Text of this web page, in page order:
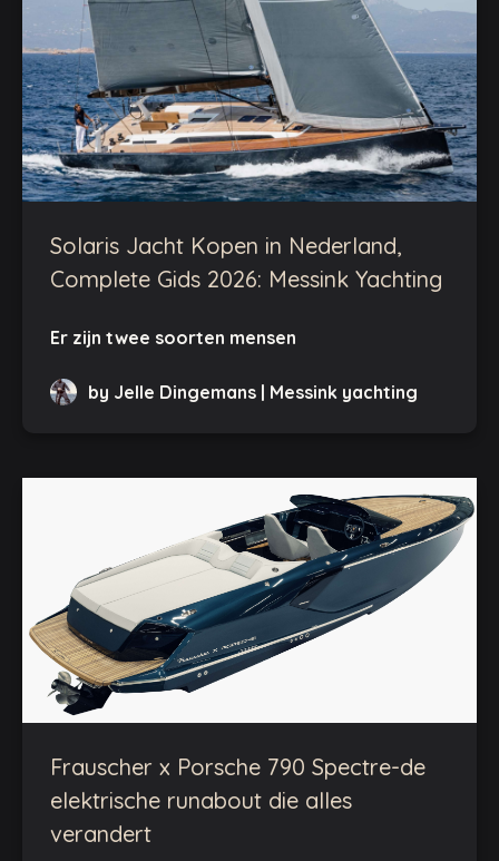
Solaris Jacht Kopen in Nederland,
Complete Gids 2026: Messink Yachting
Er zijn twee soorten mensen
by Jelle Dingemans | Messink yachting
Frauscher x Porsche 790 Spectre-de
elektrische runabout die alles
verandert